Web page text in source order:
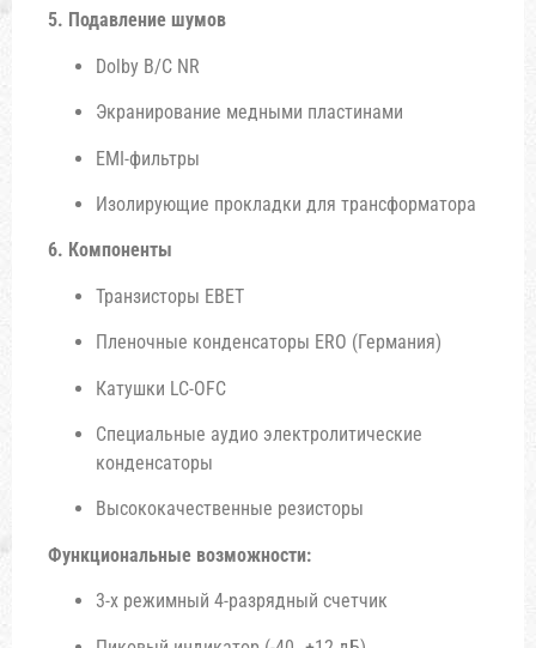
5. Подавление шумов
Dolby B/C NR
Экранирование медными пластинами
EMI-фильтры
Изолирующие прокладки для трансформатора
6. Компоненты
Транзисторы EBET
Пленочные конденсаторы ERO (Германия)
Катушки LC-OFC
Специальные аудио электролитические
конденсаторы
Высококачественные резисторы
Функциональные возможности:
3-х режимный 4-разрядный счетчик